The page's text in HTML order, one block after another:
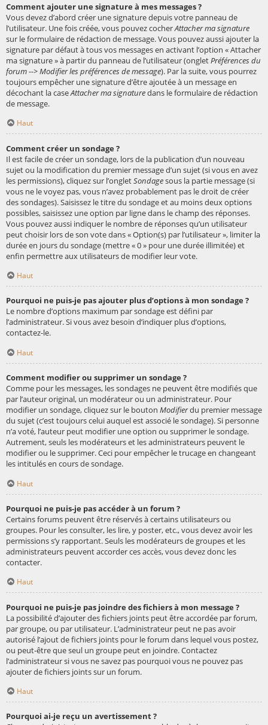
Comment ajouter une signature à mes messages ?
Vous devez d’abord créer une signature depuis votre panneau de
l’utilisateur. Une fois créée, vous pouvez cocherAttacher ma signature
sur le formulaire de rédaction de message. Vous pouvez aussi ajouter la
signature par défaut à tous vos messages en activant l’option « Attacher
ma signature » à partir du panneau de l’utilisateur (ongletPréférences du
forum --> Modifier les préférences de message). Par la suite, vous pourrez
toujours empêcher une signature d’être ajoutée à un message en
décochant la caseAttacher ma signaturedans le formulaire de rédaction
de message.
Haut
Comment créer un sondage ?
Il est facile de créer un sondage, lors de la publication d’un nouveau
sujet ou la modification du premier message d’un sujet (si vous en avez
les permissions), cliquez sur l’ongletSondagesous la partie message (si
vous ne le voyez pas, vous n’avez probablement pas le droit de créer
des sondages). Saisissez le titre du sondage et au moins deux options
possibles, saisissez une option par ligne dans le champ des réponses.
Vous pouvez aussi indiquer le nombre de réponses qu’un utilisateur
peut choisir lors de son vote dans « Option(s) par l’utilisateur », limiter la
durée en jours du sondage (mettre « 0 » pour une durée illimitée) et
enfin permettre aux utilisateurs de modifier leur vote.
Haut
Pourquoi ne puis-je pas ajouter plus d’options à mon sondage ?
Le nombre d’options maximum par sondage est défini par
l’administrateur. Si vous avez besoin d’indiquer plus d’options,
contactez-le.
Haut
Comment modifier ou supprimer un sondage ?
Comme pour les messages, les sondages ne peuvent être modifiés que
par l’auteur original, un modérateur ou un administrateur. Pour
modifier un sondage, cliquez sur le bouton Modifierdu premier message
du sujet (c’est toujours celui auquel est associé le sondage). Si personne
n’a voté, l’auteur peut modifier une option ou supprimer le sondage.
Autrement, seuls les modérateurs et les administrateurs peuvent le
modifier ou le supprimer. Ceci pour empêcher le trucage en changeant
les intitulés en cours de sondage.
Haut
Pourquoi ne puis-je pas accéder à un forum ?
Certains forums peuvent être réservés à certains utilisateurs ou
groupes. Pour les consulter, les lire, y poster, etc., vous devez avoir les
permissions s’y rapportant. Seuls les modérateurs de groupes et les
administrateurs peuvent accorder ces accès, vous devez donc les
contacter.
Haut
Pourquoi ne puis-je pas joindre des fichiers à mon message ?
La possibilité d’ajouter des fichiers joints peut être accordée par forum,
par groupe, ou par utilisateur. L’administrateur peut ne pas avoir
autorisé l’ajout de fichiers joints pour le forum dans lequel vous postez,
ou peut-être que seul un groupe peut en joindre. Contactez
l’administrateur si vous ne savez pas pourquoi vous ne pouvez pas
ajouter de fichiers joints sur un forum.
Haut
Pourquoi ai-je reçu un avertissement ?